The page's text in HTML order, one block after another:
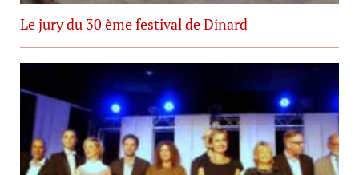
Le jury du 30 ème festival de Dinard